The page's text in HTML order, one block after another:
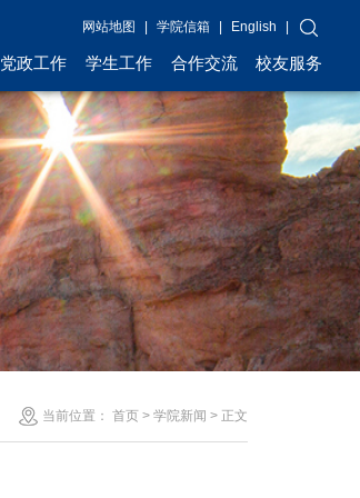
网站地图 学院信箱 English
党政工作 学生工作 合作交流 校友服务
当前位置：首页 >学院新闻 > 正文